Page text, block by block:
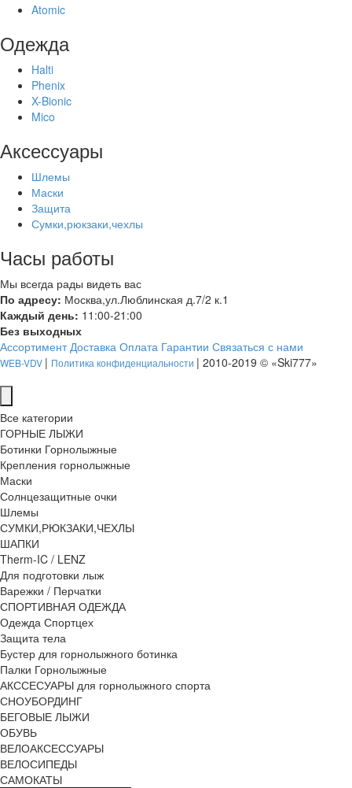
Atomic
Одежда
Halti
Phenix
X-Bionic
Mico
Аксессуары
Шлемы
Маски
Защита
Сумки,рюкзаки,чехлы
Часы работы
Мы всегда рады видеть вас
По адресу: Москва,ул.Люблинская д.7/2 к.1
Каждый день: 11:00-21:00
Без выходных
Ассортимент Доставка Оплата Гарантии Связаться с нами
WEB-VDV | Политика конфиденциальности | 2010-2019 © «Ski777»
Все категории
ГОРНЫЕ ЛЫЖИ
Ботинки Горнолыжные
Крепления горнолыжные
Маски
Солнцезащитные очки
Шлемы
СУМКИ,РЮКЗАКИ,ЧЕХЛЫ
ШАПКИ
Therm-IC / LENZ
Для подготовки лыж
Варежки / Перчатки
СПОРТИВНАЯ ОДЕЖДА
Одежда Спортцех
Защита тела
Бустер для горнолыжного ботинка
Палки Горнолыжные
АКССЕСУАРЫ для горнолыжного спорта
СНОУБОРДИНГ
БЕГОВЫЕ ЛЫЖИ
ОБУВЬ
ВЕЛОАКСЕССУАРЫ
ВЕЛОСИПЕДЫ
САМОКАТЫ